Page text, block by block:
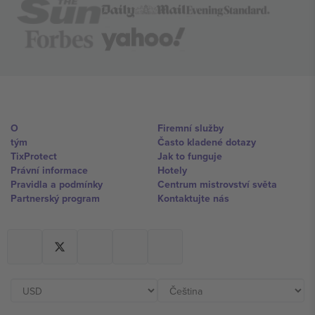
O
tým
TixProtect
Právní informace
Pravidla a podmínky
Partnerský program
Firemní služby
Často kladené dotazy
Jak to funguje
Hotely
Centrum mistrovství světa
Kontaktujte nás